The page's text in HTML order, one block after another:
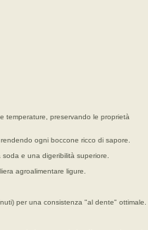
temperature, preservando le proprietà
ogni boccone ricco di sapore.
e una digeribilità superiore.
agroalimentare ligure.
per una consistenza "al dente" ottimale.